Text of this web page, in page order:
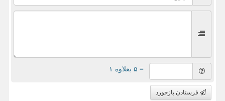
= ۵ بعلاوه ۱
فرستادن بازخورد